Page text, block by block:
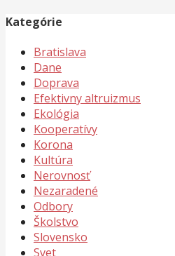
Kategórie
Bratislava
Dane
Doprava
Efektivny altruizmus
Ekológia
Kooperatívy
Korona
Kultúra
Nerovnosť
Nezaradené
Odbory
Školstvo
Slovensko
Svet